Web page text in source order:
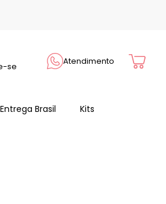
se
Atendimento Cart
Brasil
Kits